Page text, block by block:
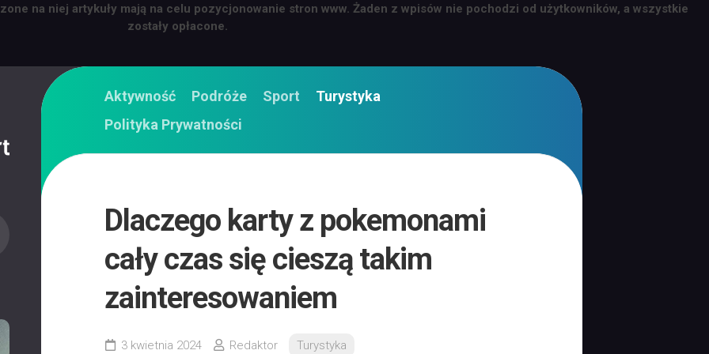
na niej artykuły mają na celu pozycjonowanie stron www. Żaden z wpisów nie pochodzi od użytkowników, a wszystkie
zostały opłacone.
Aktywność Podróże Sport
Turystyka
Polityka Prywatności
Dlaczego karty z pokemonami
cały czas się cieszą takim
zainteresowaniem
3 kwietnia 2024 Redaktor Turystyka